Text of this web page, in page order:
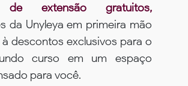
de extensão gratuitos,
da Unyleya em primeira mão
descontos exclusivos para o
curso em um espaço
para você.